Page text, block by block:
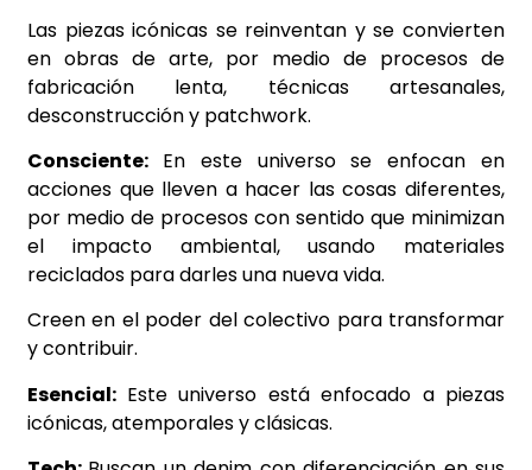
Las piezas icónicas se reinventan y se convierten
en obras de arte, por medio de procesos de
fabricación lenta, técnicas artesanales,
desconstrucción y patchwork.
Consciente: En este universo se enfocan en
acciones que lleven a hacer las cosas diferentes,
por medio de procesos con sentido que minimizan
el impacto ambiental, usando materiales
reciclados para darles una nueva vida.
Creen en el poder del colectivo para transformar
y contribuir.
Esencial: Este universo está enfocado a piezas
icónicas, atemporales y clásicas.